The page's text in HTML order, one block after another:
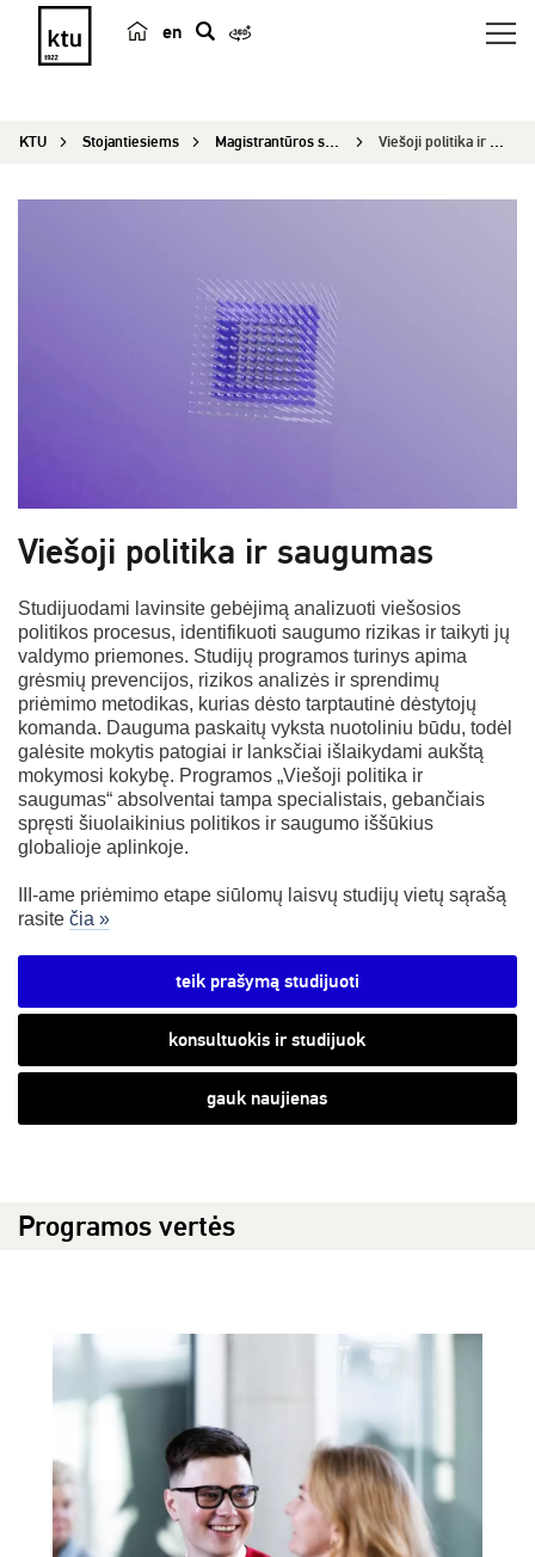
en
e
KTU Stojantiesiems Magistrantūros studijos Viešoji politika ir saugumas
Viešoji politika ir saugumas
Studijuodami lavinsite gebėjimą analizuoti viešosios
politikos procesus, identifikuoti saugumo rizikas ir taikyti jų
valdymo priemones. Studijų programos turinys apima
grėsmių prevencijos, rizikos analizės ir sprendimų
priėmimo metodikas, kurias dėsto tarptautinė dėstytojų
komanda. Dauguma paskaitų vyksta nuotoliniu būdu, todėl
galėsite mokytis patogiai ir lanksčiai išlaikydami aukštą
mokymosi kokybę. Programos „Viešoji politika ir
saugumas“ absolventai tampa specialistais, gebančiais
spręsti šiuolaikinius politikos ir saugumo iššūkius
globalioje aplinkoje.
III-ame priėmimo etape siūlomų laisvų studijų vietų sąrašą
rasite čia »
teik prašymą studijuoti
konsultuokis ir studijuok
gauk naujienas
Programos vertės